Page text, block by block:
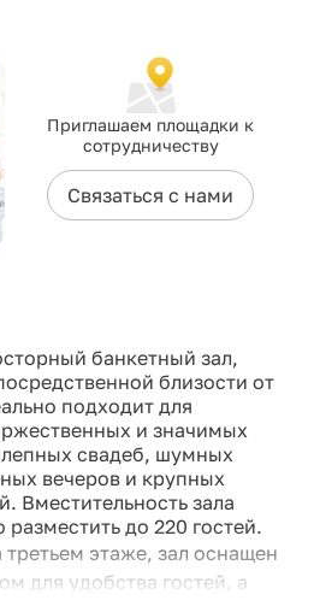
Приглашаем площадки к
сотрудничеству
Связаться с нами
банкетный зал,
близости от
подходит для
и значимых
свадеб, шумных
вечеров и крупных
Вместительность зала
до 220 гостей.
этаже, зал оснащен
для удобства гостей, а